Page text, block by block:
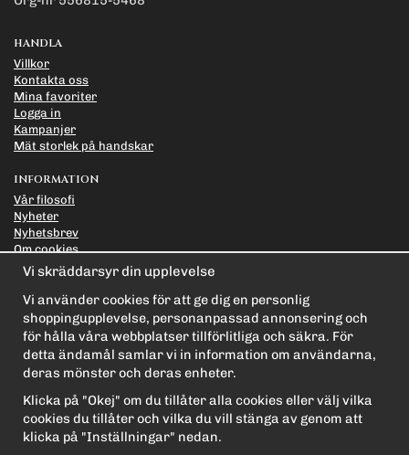
HANDLA
Villkor
Kontakta oss
Mina favoriter
Logga in
Kampanjer
Mät storlek på handskar
INFORMATION
Vår filosofi
Nyheter
Nyhetsbrev
Om cookies
Länkar
Integritetspolicy
PRENUMERERA PÅ NYHETSBREVET FÖR VÅRA BÄSTA
ERBJUDANDEN OCH NYHETER!
E-
postadress
Vi skräddarsyr din upplevelse
Vi använder cookies för att ge dig en personlig
shoppingupplevelse, personanpassad annonsering och
för hålla våra webbplatser tillförlitliga och säkra. För
detta ändamål samlar vi in information om användarna,
deras mönster och deras enheter.
Klicka på "Okej" om du tillåter alla cookies eller välj vilka
cookies du tillåter och vilka du vill stänga av genom att
klicka på "Inställningar" nedan.